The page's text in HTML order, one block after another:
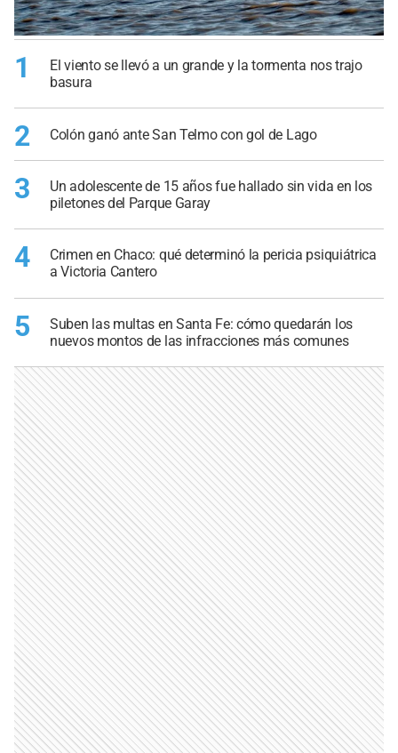
1
El viento se llevó a un grande y la tormenta nos trajo
basura
2 Colón ganó ante San Telmo con gol de Lago
3
Un adolescente de 15 años fue hallado sin vida en los
piletones del Parque Garay
4
Crimen en Chaco: qué determinó la pericia psiquiátrica
a Victoria Cantero
5
Suben las multas en Santa Fe: cómo quedarán los
nuevos montos de las infracciones más comunes